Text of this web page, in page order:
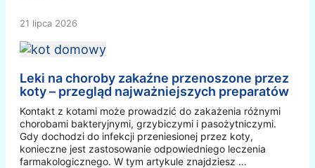
21 lipca 2026
Leki na choroby zakaźne przenoszone przez
koty – przegląd najważniejszych preparatów
Kontakt z kotami może prowadzić do zakażenia różnymi
chorobami bakteryjnymi, grzybiczymi i pasożytniczymi.
Gdy dochodzi do infekcji przeniesionej przez koty,
konieczne jest zastosowanie odpowiedniego leczenia
farmakologicznego. W tym artykule znajdziesz …